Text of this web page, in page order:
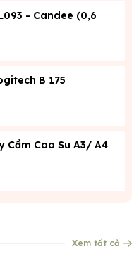
- Candee (0,6
B 175
Cầm Cao Su A3/ A4
Xem tất cả